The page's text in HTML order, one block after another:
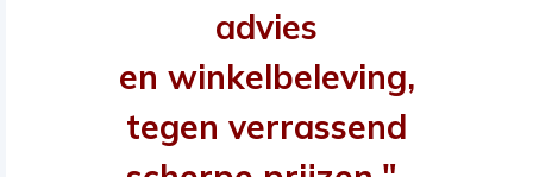
advies
en winkelbeleving,
tegen verrassend